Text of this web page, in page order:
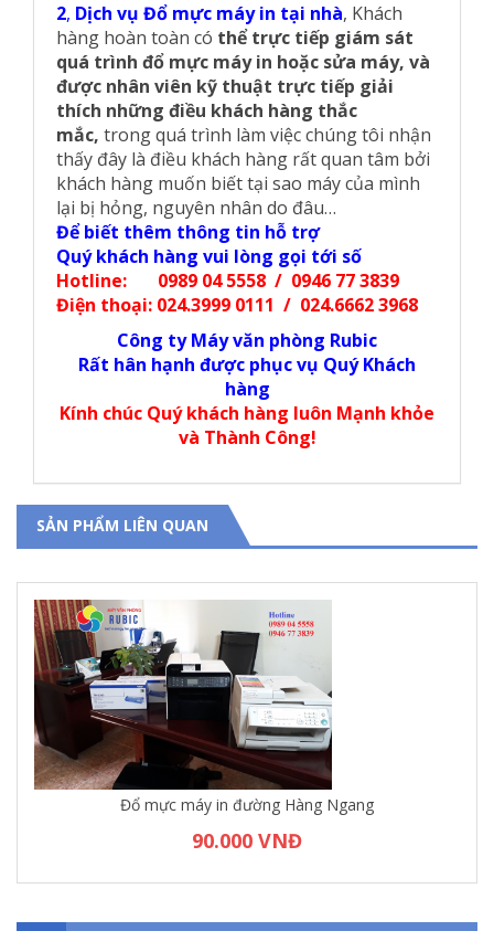
2, Dịch vụ Đổ mực máy in tại nhà, Khách
hàng hoàn toàn có thể trực tiếp giám sát
quá trình đổ mực máy in hoặc sửa máy, và
được nhân viên kỹ thuật trực tiếp giải
thích những điều khách hàng thắc
mắc, trong quá trình làm việc chúng tôi nhận
thấy đây là điều khách hàng rất quan tâm bởi
khách hàng muốn biết tại sao máy của mình
lại bị hỏng, nguyên nhân do đâu…
Để biết thêm thông tin hỗ trợ
Quý khách hàng vui lòng gọi tới số
Hotline: 0989 04 5558 / 0946 77 3839
Điện thoại: 024.3999 0111 / 024.6662 3968
Công ty Máy văn phòng Rubic
Rất hân hạnh được phục vụ Quý Khách
hàng
Kính chúc Quý khách hàng luôn Mạnh khỏe
và Thành Công!
SẢN PHẨM LIÊN QUAN
Đổ mực máy in đường Hàng Ngang
90.000 VNĐ